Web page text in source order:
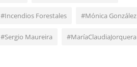
#Incendios Forestales #Mónica González
#Sergio Maureira #MaríaClaudiaJorquera